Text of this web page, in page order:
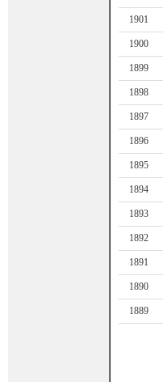
1901
1900
1899
1898
1897
1896
1895
1894
1893
1892
1891
1890
1889